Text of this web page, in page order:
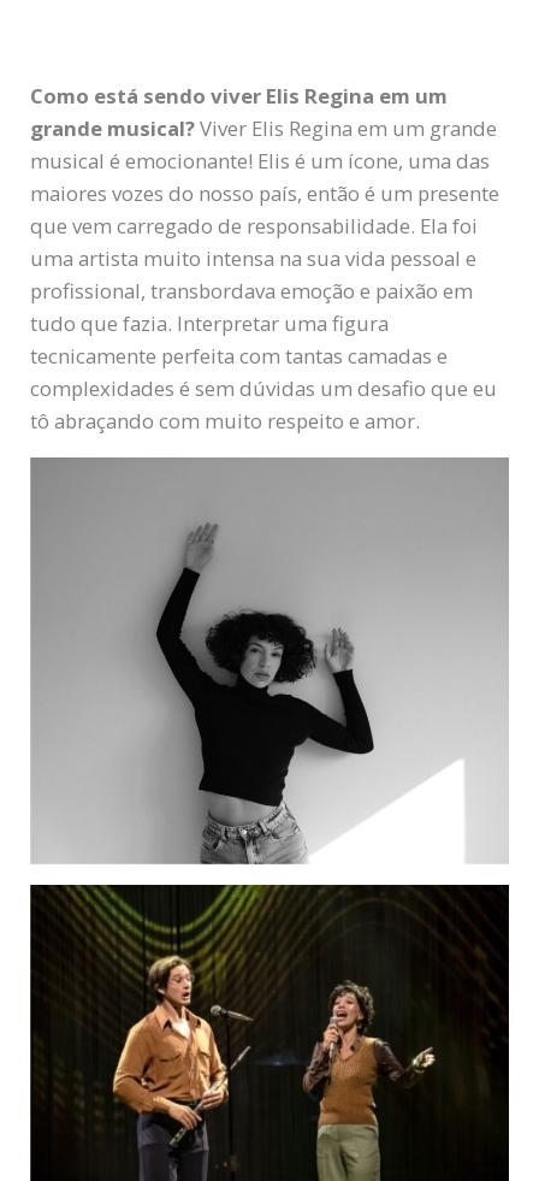
Como está sendo viver Elis Regina em um
grande musical?Viver Elis Regina em um grande
musical é emocionante! Elis é um ícone, uma das
maiores vozes do nosso país, então é um presente
que vem carregado de responsabilidade. Ela foi
uma artista muito intensa na sua vida pessoal e
profissional, transbordava emoção e paixão em
tudo que fazia. Interpretar uma figura
tecnicamente perfeita com tantas camadas e
complexidades é sem dúvidas um desafio que eu
tô abraçando com muito respeito e amor.